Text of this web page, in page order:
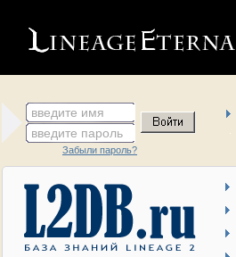
введите имя
введите пароль
Забыли пароль?